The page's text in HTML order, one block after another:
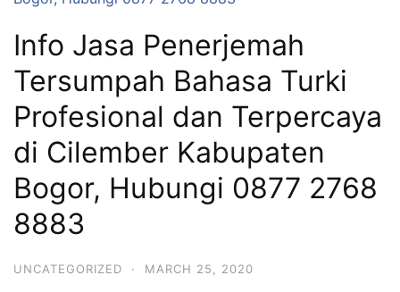
Info Jasa Penerjemah
Tersumpah Bahasa Turki
Profesional dan Terpercaya
di Cilember Kabupaten
Bogor, Hubungi 0877 2768
8883
UNCATEGORIZED · MARCH 25, 2020